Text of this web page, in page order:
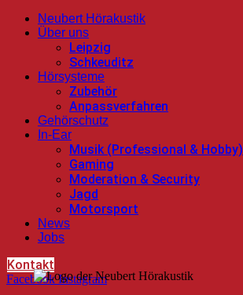
Neubert Hörakustik
Über uns
Leipzig
Schkeuditz
Hörsysteme
Zubehör
Anpassverfahren
Gehörschutz
In-Ear
Musik (Professional & Hobby)
Gaming
Moderation & Security
Jagd
Motorsport
News
Jobs
Kontakt
Facebook Instagram